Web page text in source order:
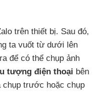
trên thiết bị. Sau đó,
ta vuốt từ dưới lên
để có thể chụp ảnh
tượng điện thoại bên
chụp trước hoặc chụp